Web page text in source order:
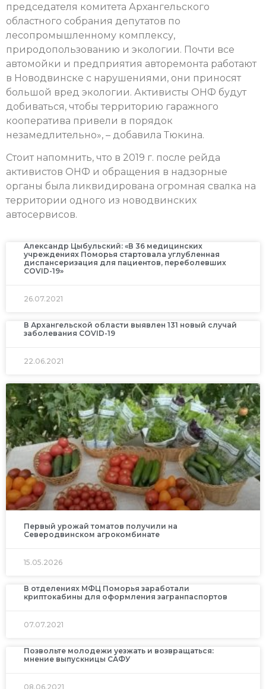
председателя комитета Архангельского
областного собрания депутатов по
лесопромышленному комплексу,
природопользованию и экологии. Почти все
автомойки и предприятия авторемонта работают
в Новодвинске с нарушениями, они приносят
большой вред экологии. Активисты ОНФ будут
добиваться, чтобы территорию гаражного
кооператива привели в порядок
незамедлительно», – добавила Тюкина.
Стоит напомнить, что в 2019 г. после рейда
активистов ОНФ и обращения в надзорные
органы была ликвидирована огромная свалка на
территории одного из новодвинских
автосервисов.
Александр Цыбульский: «В 36 медицинских
учреждениях Поморья стартовала углубленная
диспансеризация для пациентов, переболевших
COVID-19»
26.07.2021
В Архангельской области выявлен 131 новый случай
заболевания COVID-19
22.06.2021
Первый урожай томатов получили на
Северодвинском агрокомбинате
15.05.2026
В отделениях МФЦ Поморья заработали
криптокабины для оформления загранпаспортов
07.07.2021
Позвольте молодежи уезжать и возвращаться:
мнение выпускницы САФУ
08.06.2021